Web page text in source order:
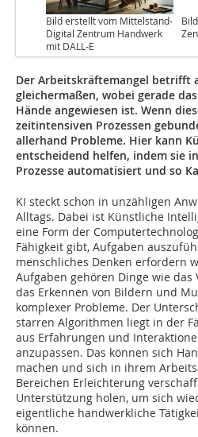
Bild erstellt vom Mittelstand-
Digital Zentrum Handwerk
mit DALL-E
Der Arbeitskräftemangel betrifft
gleichermaßen, wobei gerade
Hände angewiesen ist. Wenn
zeitintensiven Prozessen
allerhand Probleme. Hier kann
entscheidend helfen, indem sie
Prozesse automatisiert und so
KI steckt schon in unzähligen
Alltags. Dabei ist Künstliche
eine Form der
Fähigkeit gibt, Aufgaben
menschliches Denken erfordern
Aufgaben gehören Dinge wie das
das Erkennen von Bildern und
komplexer Probleme. Der
starren Algorithmen liegt in der
aus Erfahrungen und
anzupassen. Das können sich
machen und sich in ihrem
Bereichen Erleichterung
Unterstützung holen, um sich
eigentliche handwerkliche
können.